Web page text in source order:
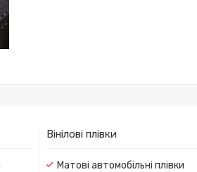
Вінілові плівки
Матові автомобільні плівки